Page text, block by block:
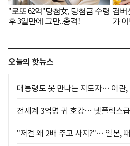
오늘의 핫뉴스
대통령도 못 만나는 지도자… 이란,
전세계 3억명 귀 호강… 넷플릭스
"저걸 왜 2배 주고 사지?"… 일본,